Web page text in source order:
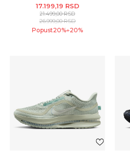
17.199,19 RSD
21.499,00RSD
26.999,00RSD
Popust20%+20%